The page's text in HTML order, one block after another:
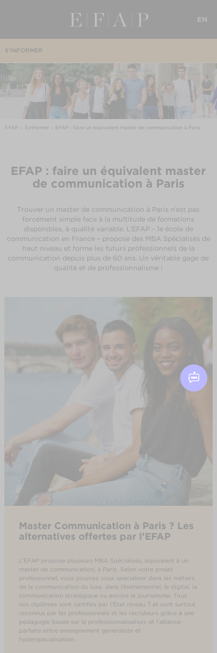
EN
S'INFORMER
EFAP S'informer EFAP : faire un équivalent master de communication à Paris
EFAP : faire un équivalent master
de communication à Paris
Trouver un master de communication à Paris n’est pas
forcément simple face à la multitude de formations
disponibles, à qualité variable. L’EFAP – 1e école de
communication en France – propose des MBA Spécialisés de
haut niveau et forme les futurs professionnels de la
communication depuis plus de 60 ans. Un véritable gage de
qualité et de professionnalisme !
Master Communication à Paris ? Les
alternatives offertes par l’EFAP
L’EFAP propose plusieurs MBA Spécialisés, équivalent à un
master de communication, à Paris. Selon votre projet
professionnel, vous pourrez vous spécialiser dans les métiers
de la communication du luxe, dans l’événementiel, le digital, la
communication stratégique ou encore le journalisme. Tous
nos diplômes sont certifiés par l’État niveau 7 et sont surtout
reconnus par les professionnels et les recruteurs grâce à une
pédagogie basée sur la professionnalisation, et l’alliance
parfaite entre enseignement généraliste et
hyperspécialisation.